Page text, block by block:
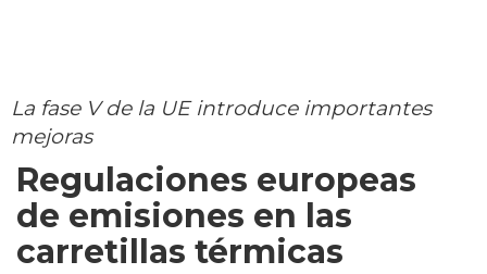
La fase V de la UE introduce importantes
mejoras
Regulaciones europeas
de emisiones en las
carretillas térmicas